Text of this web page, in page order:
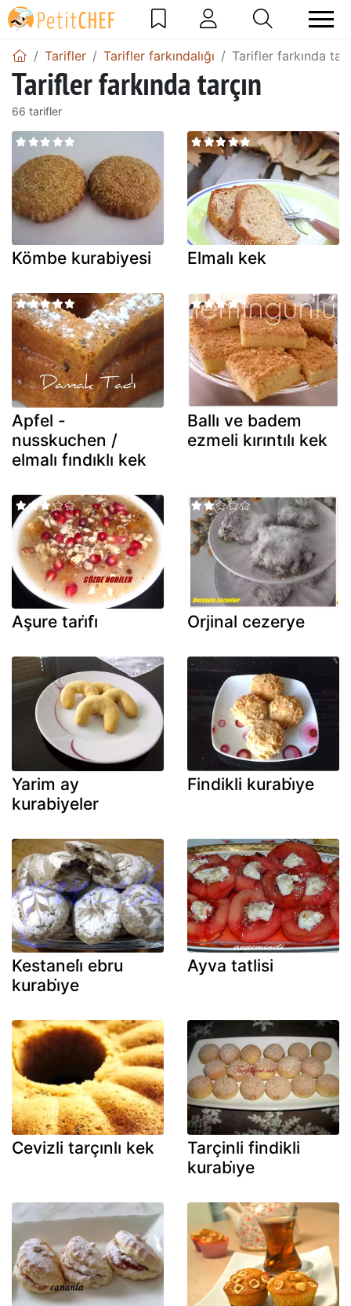
Tarifler Tarifler farkındalığı Tarifler farkında
Tarifler farkında tarçın
66 tarifler
Kömbe kurabiyesi Elmalı kek
Apfel -
nusskuchen /
elmalı fındıklı kek
Ballı ve badem
ezmeli kırıntılı kek
Aşure tari̇fi̇ Orjinal cezerye
Yarim ay
kurabiyeler
Findikli kurabi̇ye
Kestaneli̇ ebru
kurabi̇ye
Ayva tatlisi
Cevizli tarçınlı kek
Tarçinli findikli
kurabi̇ye